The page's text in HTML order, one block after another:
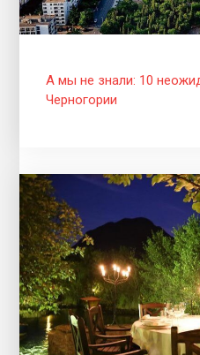
А мы не знали: 10
Черногории